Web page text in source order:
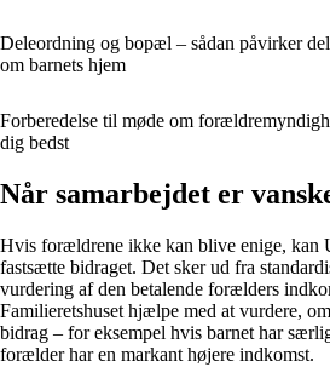
Deleordning og bopæl – sådan påvirker
om barnets hjem
Forberedelse til møde om
dig bedst
Når samarbejdet er
Hvis forældrene ikke kan blive enige, kan
fastsætte bidraget. Det sker ud fra
vurdering af den betalende forælders
Familieretshuset hjælpe med at vurdere,
bidrag – for eksempel hvis barnet har
forælder har en markant højere indkomst.